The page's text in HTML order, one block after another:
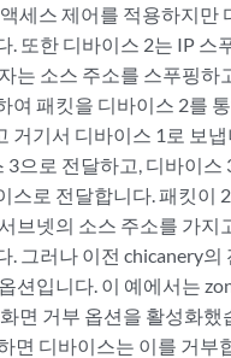
세스 제어를 적용하지만
. 또한 디바이스 2는 IP 스
는 소스 주소를 스푸핑하
여 패킷을 디바이스 2를
거기서 디바이스 1로 보
3으로 전달하고, 디바이스
스로 전달합니다. 패킷이
브넷의 소스 주소를 가지
. 그러나 이전 chicanery의
션입니다. 이 예에서는
면 거부 옵션을 활성화했
면 디바이스는 이를 거부